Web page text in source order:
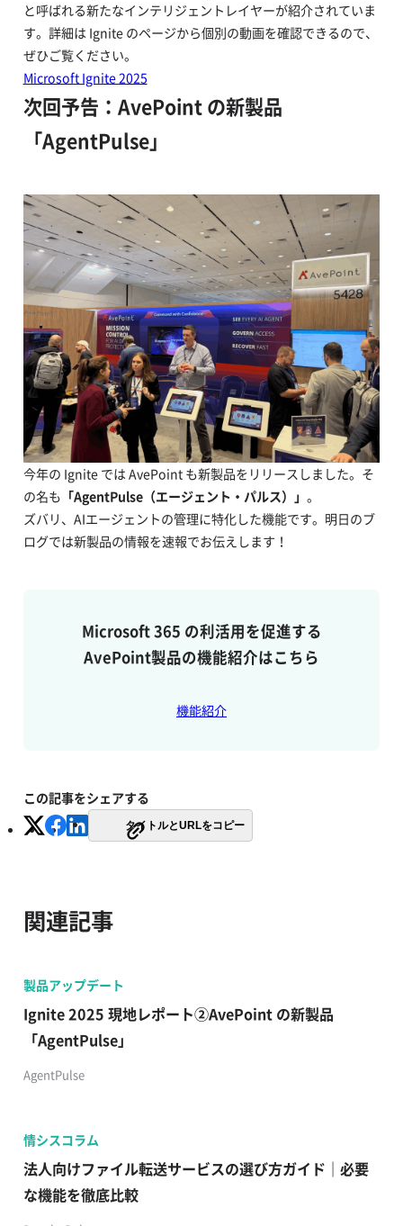
と呼ばれる新たなインテリジェントレイヤーが紹介されていま
す。詳細は Ignite のページから個別の動画を確認できるので、
ぜひご覧ください。
Microsoft Ignite 2025
次回予告：AvePoint の新製品
「AgentPulse」
今年の Ignite では AvePoint も新製品をリリースしました。そ
の名も 「AgentPulse（エージェント・パルス）」 。
ズバリ、AIエージェントの管理に特化した機能です。明日のブ
ログでは新製品の情報を速報でお伝えします！
Microsoft 365 の利活用を促進する
AvePoint製品の機能紹介はこちら
機能紹介
この記事をシェアする
タイトルとURLをコピー
関連記事
製品アップデート
Ignite 2025 現地レポート②AvePoint の新製品
「AgentPulse」
AgentPulse
情シスコラム
法人向けファイル転送サービスの選び方ガイド｜必要
な機能を徹底比較